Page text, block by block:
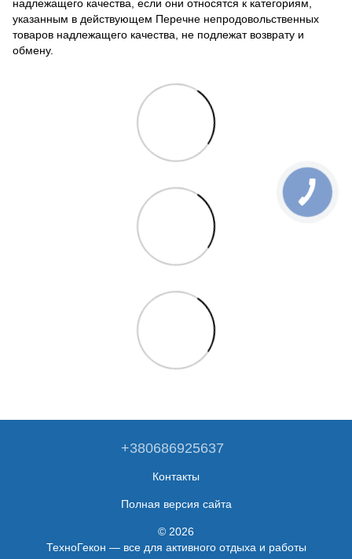
надлежащего качества, если они относятся к категориям,
указанным в действующем Перечне непродовольственных
товаров надлежащего качества, не подлежат возврату и
обмену.
+380686925637
Контакты
Полная версия сайта
© 2026
ТехноГекон — все для активного отдыха и работы